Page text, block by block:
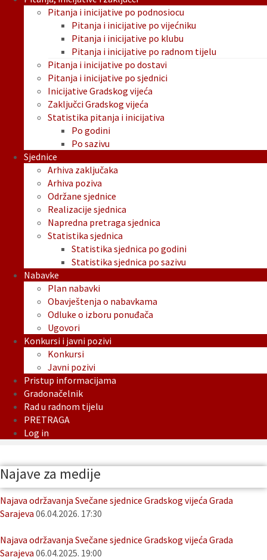
Pitanja i inicijative po podnosiocu
Pitanja i inicijative po vijećniku
Pitanja i inicijative po klubu
Pitanja i inicijative po radnom tijelu
Pitanja i inicijative po dostavi
Pitanja i inicijative po sjednici
Inicijative Gradskog vijeća
Zaključci Gradskog vijeća
Statistika pitanja i inicijativa
Po godini
Po sazivu
Sjednice
Arhiva zaključaka
Arhiva poziva
Održane sjednice
Realizacije sjednica
Napredna pretraga sjednica
Statistika sjednica
Statistika sjednica po godini
Statistika sjednica po sazivu
Nabavke
Plan nabavki
Obavještenja o nabavkama
Odluke o izboru ponuđača
Ugovori
Konkursi i javni pozivi
Konkursi
Javni pozivi
Pristup informacijama
Gradonačelnik
Rad u radnom tijelu
PRETRAGA
Log in
Najave za medije
Najava održavanja Svečane sjednice Gradskog vijeća Grada
Sarajeva 06.04.2026. 17:30
Najava održavanja Svečane sjednice Gradskog vijeća Grada
Sarajeva 06.04.2025. 19:00